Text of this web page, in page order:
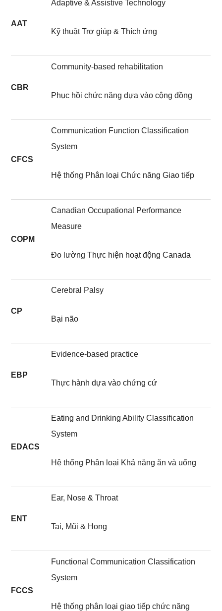
AAT
Adaptive & Assistive Technology
Kỹ thuật Trợ giúp & Thích ứng
CBR
Community-based rehabilitation
Phục hồi chức năng dựa vào cộng đồng
CFCS
Communication Function Classification
System
Hệ thống Phân loại Chức năng Giao tiếp
COPM
Canadian Occupational Performance
Measure
Đo lường Thực hiện hoạt động Canada
CP
Cerebral Palsy
Bại não
EBP
Evidence-based practice
Thực hành dựa vào chứng cứ
EDACS
Eating and Drinking Ability Classification
System
Hệ thống Phân loại Khả năng ăn và uống
ENT
Ear, Nose & Throat
Tai, Mũi & Họng
FCCS
Functional Communication Classification
System
Hệ thống phân loại giao tiếp chức năng